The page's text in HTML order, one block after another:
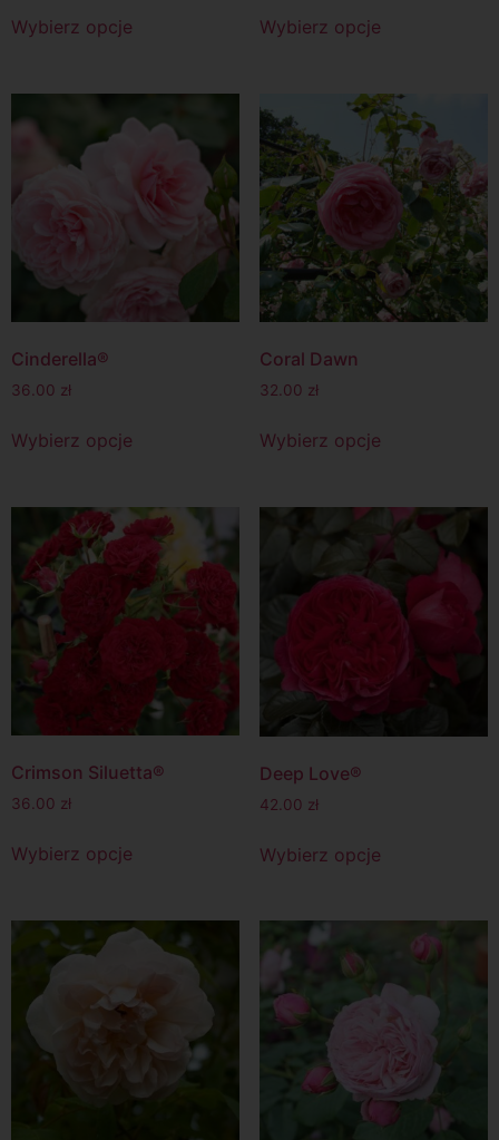
Wybierz opcje Wybierz opcje
Cinderella®
36.00 zł
Wybierz opcje
Coral Dawn
32.00 zł
Wybierz opcje
Crimson Siluetta®
36.00 zł
Wybierz opcje
Deep Love®
42.00 zł
Wybierz opcje